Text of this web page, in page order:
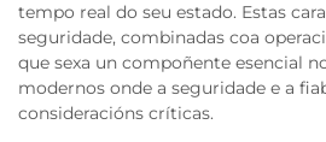
tempo real do seu estado. Estas
seguridade, combinadas coa
que sexa un compoñente esencial
modernos onde a seguridade e a
consideracións críticas.